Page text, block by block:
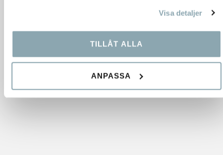
Visa detaljer
TILLÅT ALLA
ANPASSA